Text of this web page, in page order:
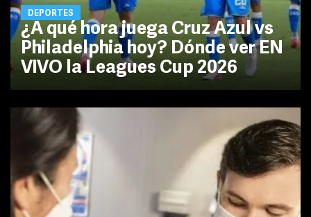
DEPORTES
¿A qué hora juega Cruz Azul vs
Philadelphia hoy? Dónde ver EN
VIVO la Leagues Cup 2026